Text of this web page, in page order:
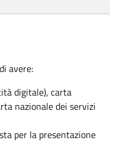
avere:
digitale), carta
nazionale dei servizi
per la presentazione